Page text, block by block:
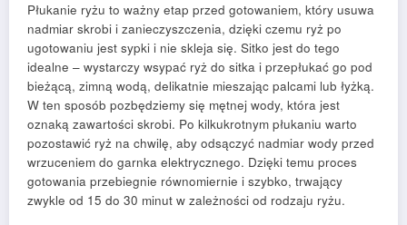
Płukanie ryżu to ważny etap przed gotowaniem, który usuwa
nadmiar skrobi i zanieczyszczenia, dzięki czemu ryż po
ugotowaniu jest sypki i nie skleja się. Sitko jest do tego
idealne – wystarczy wsypać ryż do sitka i przepłukać go pod
bieżącą, zimną wodą, delikatnie mieszając palcami lub łyżką.
W ten sposób pozbędziemy się mętnej wody, która jest
oznaką zawartości skrobi. Po kilkukrotnym płukaniu warto
pozostawić ryż na chwilę, aby odsączyć nadmiar wody przed
wrzuceniem do garnka elektrycznego. Dzięki temu proces
gotowania przebiegnie równomiernie i szybko, trwający
zwykle od 15 do 30 minut w zależności od rodzaju ryżu.